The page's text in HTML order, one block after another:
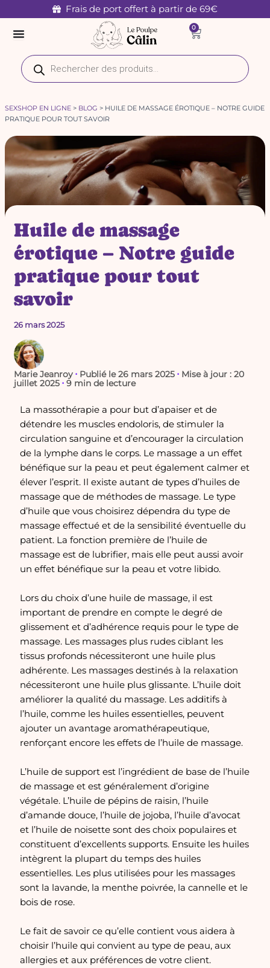
au
contenu
Frais de port offert à partir de 69€
0
Panier
Recherche
de
produits
SEXSHOP EN LIGNE > BLOG > HUILE DE MASSAGE ÉROTIQUE – NOTRE GUIDE
PRATIQUE POUR TOUT SAVOIR
Huile de massage
érotique – Notre guide
pratique pour tout
savoir
26 mars 2025
Marie Jeanroy · Publié le 26 mars 2025 · Mise à jour : 20
juillet 2025 · 9 min de lecture
La massothérapie a pour but d’apaiser et de
détendre les muscles endoloris, de stimuler la
circulation sanguine et d’encourager la circulation
de la lymphe dans le corps. Le massage a un effet
bénéfique sur la peau et peut également calmer et
élever l’esprit. Il existe autant de types d’huiles de
massage que de méthodes de massage. Le type
d’huile que vous choisirez dépendra du type de
massage effectué et de la sensibilité éventuelle du
patient. La fonction première de l’huile de
massage est de lubrifier, mais elle peut aussi avoir
un effet bénéfique sur la peau et votre libido.
Lors du choix d’une huile de massage, il est
important de prendre en compte le degré de
glissement et d’adhérence requis pour le type de
massage. Les massages plus rudes ciblant les
tissus profonds nécessiteront une huile plus
adhérente. Les massages destinés à la relaxation
nécessiteront une huile plus glissante. L’huile doit
améliorer la qualité du massage. Les additifs à
l’huile, comme les huiles essentielles, peuvent
ajouter un avantage aromathérapeutique,
renforçant encore les effets de l’huile de massage.
L’huile de support est l’ingrédient de base de l’huile
de massage et est généralement d’origine
végétale. L’huile de pépins de raisin, l’huile
d’amande douce, l’huile de jojoba, l’huile d’avocat
et l’huile de noisette sont des choix populaires et
constituent d’excellents supports. Ensuite les huiles
intègrent la plupart du temps des huiles
essentielles. Les plus utilisées pour les massages
sont la lavande, la menthe poivrée, la cannelle et le
bois de rose.
Le fait de savoir ce qu’elle contient vous aidera à
choisir l’huile qui convient au type de peau, aux
allergies et aux préférences de votre client.